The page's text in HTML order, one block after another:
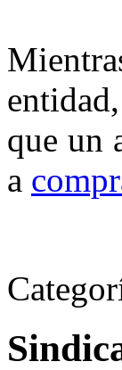
que un
a